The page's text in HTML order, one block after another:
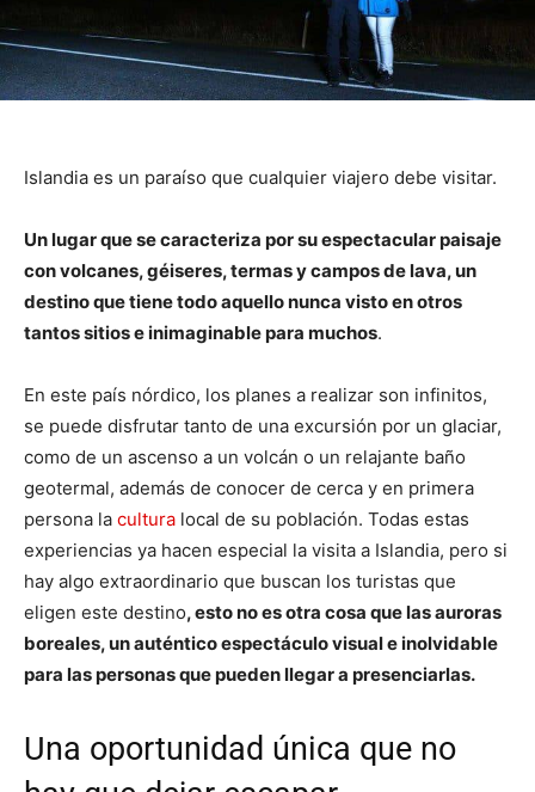
Islandia es un paraíso que cualquier viajero debe visitar.
Un lugar que se caracteriza por su espectacular paisaje
con volcanes, géiseres, termas y campos de lava, un
destino que tiene todo aquello nunca visto en otros
tantos sitios e inimaginable para muchos.
En este país nórdico, los planes a realizar son infinitos,
se puede disfrutar tanto de una excursión por un glaciar,
como de un ascenso a un volcán o un relajante baño
geotermal, además de conocer de cerca y en primera
persona la cultura local de su población. Todas estas
experiencias ya hacen especial la visita a Islandia, pero si
hay algo extraordinario que buscan los turistas que
eligen este destino, esto no es otra cosa que las auroras
boreales, un auténtico espectáculo visual e inolvidable
para las personas que pueden llegar a presenciarlas.
Una oportunidad única que no